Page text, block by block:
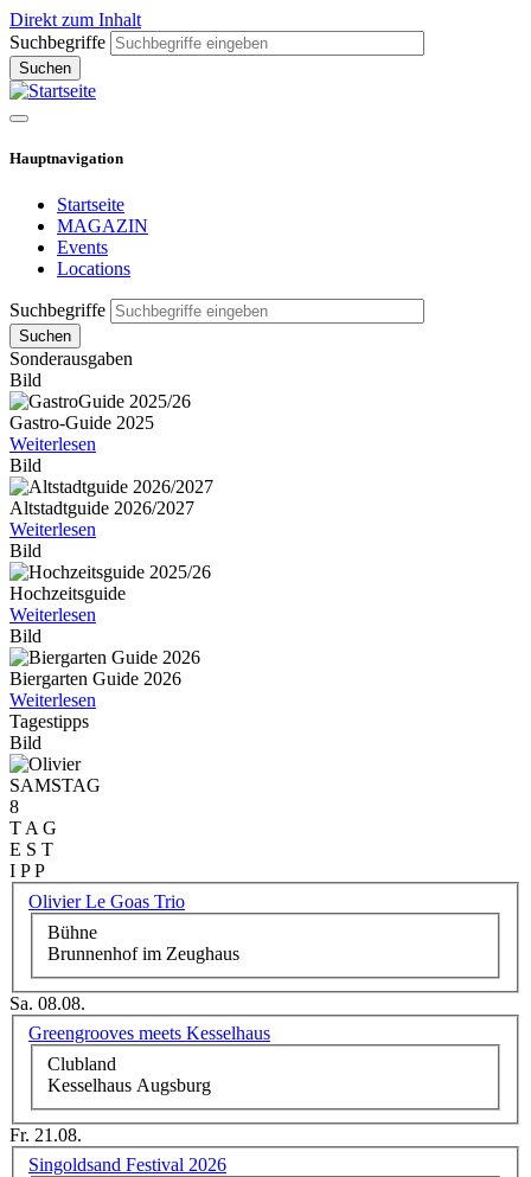
Direkt zum Inhalt
Suchbegriffe
Hauptnavigation
Startseite
MAGAZIN
Events
Locations
Suchbegriffe
Sonderausgaben
Bild
Gastro-Guide 2025
Weiterlesen
Bild
Altstadtguide 2026/2027
Weiterlesen
Bild
Hochzeitsguide
Weiterlesen
Bild
Biergarten Guide 2026
Weiterlesen
Tagestipps
Bild
SAMSTAG
8
T A G
E S T
I P P
Olivier Le Goas Trio
Bühne
Brunnenhof im Zeughaus
Sa. 08.08.
Greengrooves meets Kesselhaus
Clubland
Kesselhaus Augsburg
Fr. 21.08.
Singoldsand Festival 2026